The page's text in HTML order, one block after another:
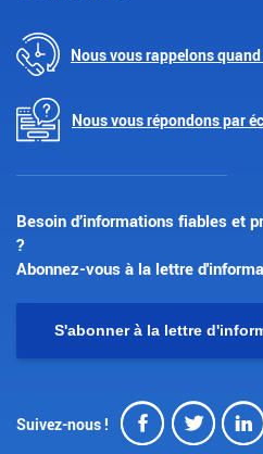
Nous vous rappelons
Nous vous répondons par
Besoin d’informations fiables et
?
Abonnez-vous à la lettre
S'abonner à la lettre
Suivez-nous !